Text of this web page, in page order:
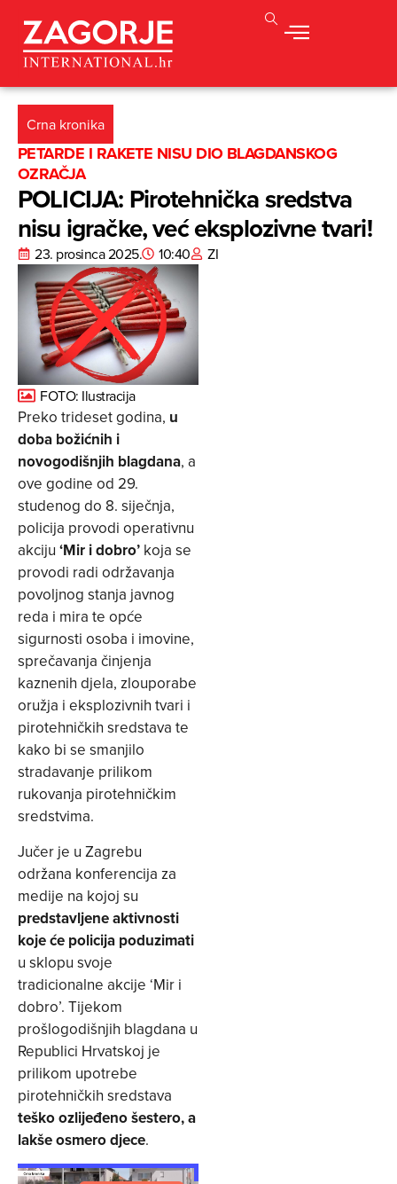
Crna kronika
PETARDE I RAKETE NISU DIO BLAGDANSKOG
OZRAČJA
POLICIJA: Pirotehnička sredstva
nisu igračke, već eksplozivne tvari!
23. prosinca 2025. 10:40 ZI
FOTO: Ilustracija
Preko trideset godina, u
doba božićnih i
novogodišnjih blagdana, a
ove godine od 29.
studenog do 8. siječnja,
policija provodi operativnu
akciju ‘Mir i dobro’ koja se
provodi radi održavanja
povoljnog stanja javnog
reda i mira te opće
sigurnosti osoba i imovine,
sprečavanja činjenja
kaznenih djela, zlouporabe
oružja i eksplozivnih tvari i
pirotehničkih sredstava te
kako bi se smanjilo
stradavanje prilikom
rukovanja pirotehničkim
sredstvima.
Jučer je u Zagrebu
održana konferencija za
medije na kojoj su
predstavljene aktivnosti
koje će policija poduzimati
u sklopu svoje
tradicionalne akcije ‘Mir i
dobro’. Tijekom
prošlogodišnjih blagdana u
Republici Hrvatskoj je
prilikom upotrebe
pirotehničkih sredstava
teško ozlijeđeno šestero, a
lakše osmero djece.